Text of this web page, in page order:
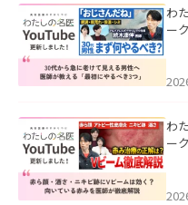
わ
ー
た
わ
ー
し